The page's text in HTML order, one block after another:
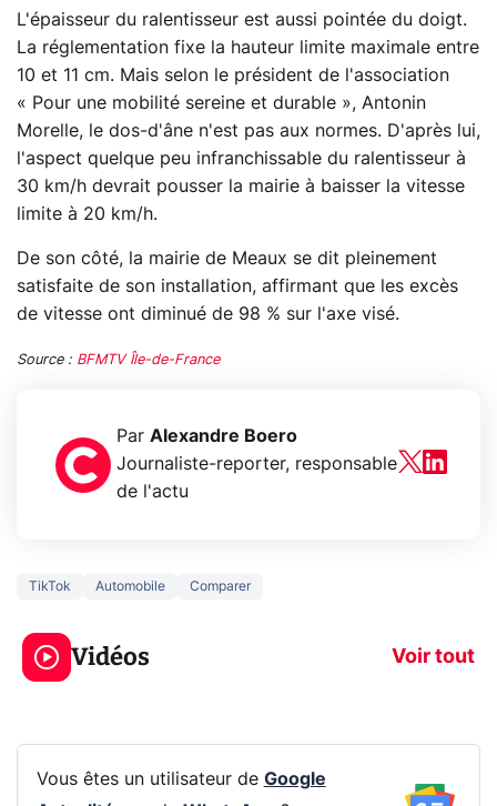
L'épaisseur du ralentisseur est aussi pointée du doigt.
La réglementation fixe la hauteur limite maximale entre
10 et 11 cm. Mais selon le président de l'association
« Pour une mobilité sereine et durable », Antonin
Morelle, le dos-d'âne n'est pas aux normes. D'après lui,
l'aspect quelque peu infranchissable du ralentisseur à
30 km/h devrait pousser la mairie à baisser la vitesse
limite à 20 km/h.
De son côté, la mairie de Meaux se dit pleinement
satisfaite de son installation, affirmant que les excès
de vitesse ont diminué de 98 % sur l'axe visé.
Source : BFMTV Île-de-France
Par Alexandre Boero
Journaliste-reporter, responsable
de l'actu
TikTok Automobile Comparer
Vidéos Voir tout
3 écrans en 1 pour
319€ ? Voici L'AOC
CQ32G4ZA !
prochaine
Vous êtes un utilisateur de Google